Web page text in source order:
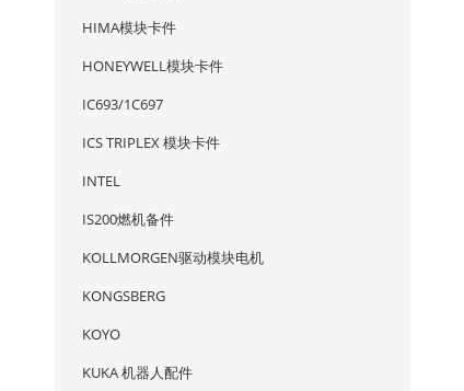
HIMA模块卡件
HONEYWELL模块卡件
IC693/1C697
ICS TRIPLEX 模块卡件
INTEL
IS200燃机备件
KOLLMORGEN驱动模块电机
KONGSBERG
KOYO
KUKA 机器人配件